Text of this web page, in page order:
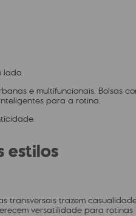
lado.
e multifuncionais. Bolsas
para a rotina.
estilos
transversais trazem
versatilidade para rotinas